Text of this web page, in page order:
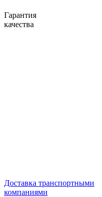
Гарантия
качества
Доставка транспортными
компаниями